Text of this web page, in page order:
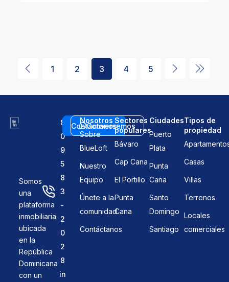
1 2 3 4 5
Somos
una
plataforma
inmobiliaria
ubicada
en la
República
Dominicana
con un
8
0
9
5
8
3
-
2
0
2
8
in
Contáctanos
Conversemos
Nosotros
Sobre
BlueLoft
Nuestro
Equipo
Únete a la
comunidad
Contáctanos
Sectores
populares
Bávaro
Cap Cana
El Portillo
Punta
Cana
Ciudades
Puerto
Plata
Punta
Cana
Santo
Domingo
Santiago
Tipos de
propiedad
Casas
Villas
Terrenos
Locales
comerciales